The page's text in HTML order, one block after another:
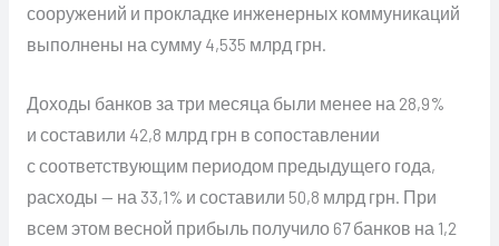
сооружений и прокладке инженерных коммуникаций
выполнены на сумму 4,535 млрд грн.
Доходы банков за три месяца были менее на 28,9%
и составили 42,8 млрд грн в сопоставлении
с соответствующим периодом предыдущего года,
расходы — на 33,1% и составили 50,8 млрд грн. При
всем этом весной прибыль получило 67 банков на 1,2